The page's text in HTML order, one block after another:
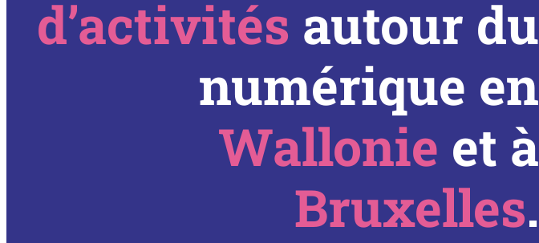
d’activités autour du
numérique en
Wallonie et à
Bruxelles.